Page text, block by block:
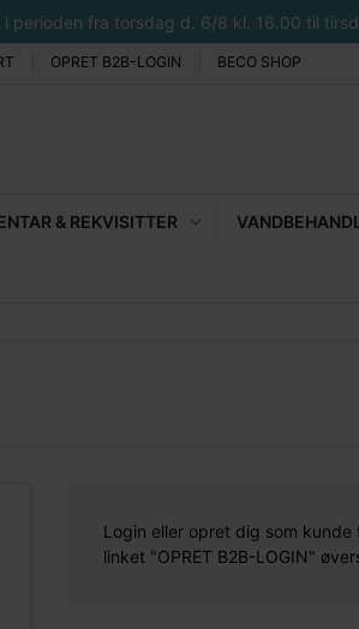
fra torsdag d. 6/8 kl. 16.00 til
OPRET B2B-LOGIN BECO SHOP
& REKVISITTER
Login eller opret dig som
linket "OPRET B2B-LOGIN"